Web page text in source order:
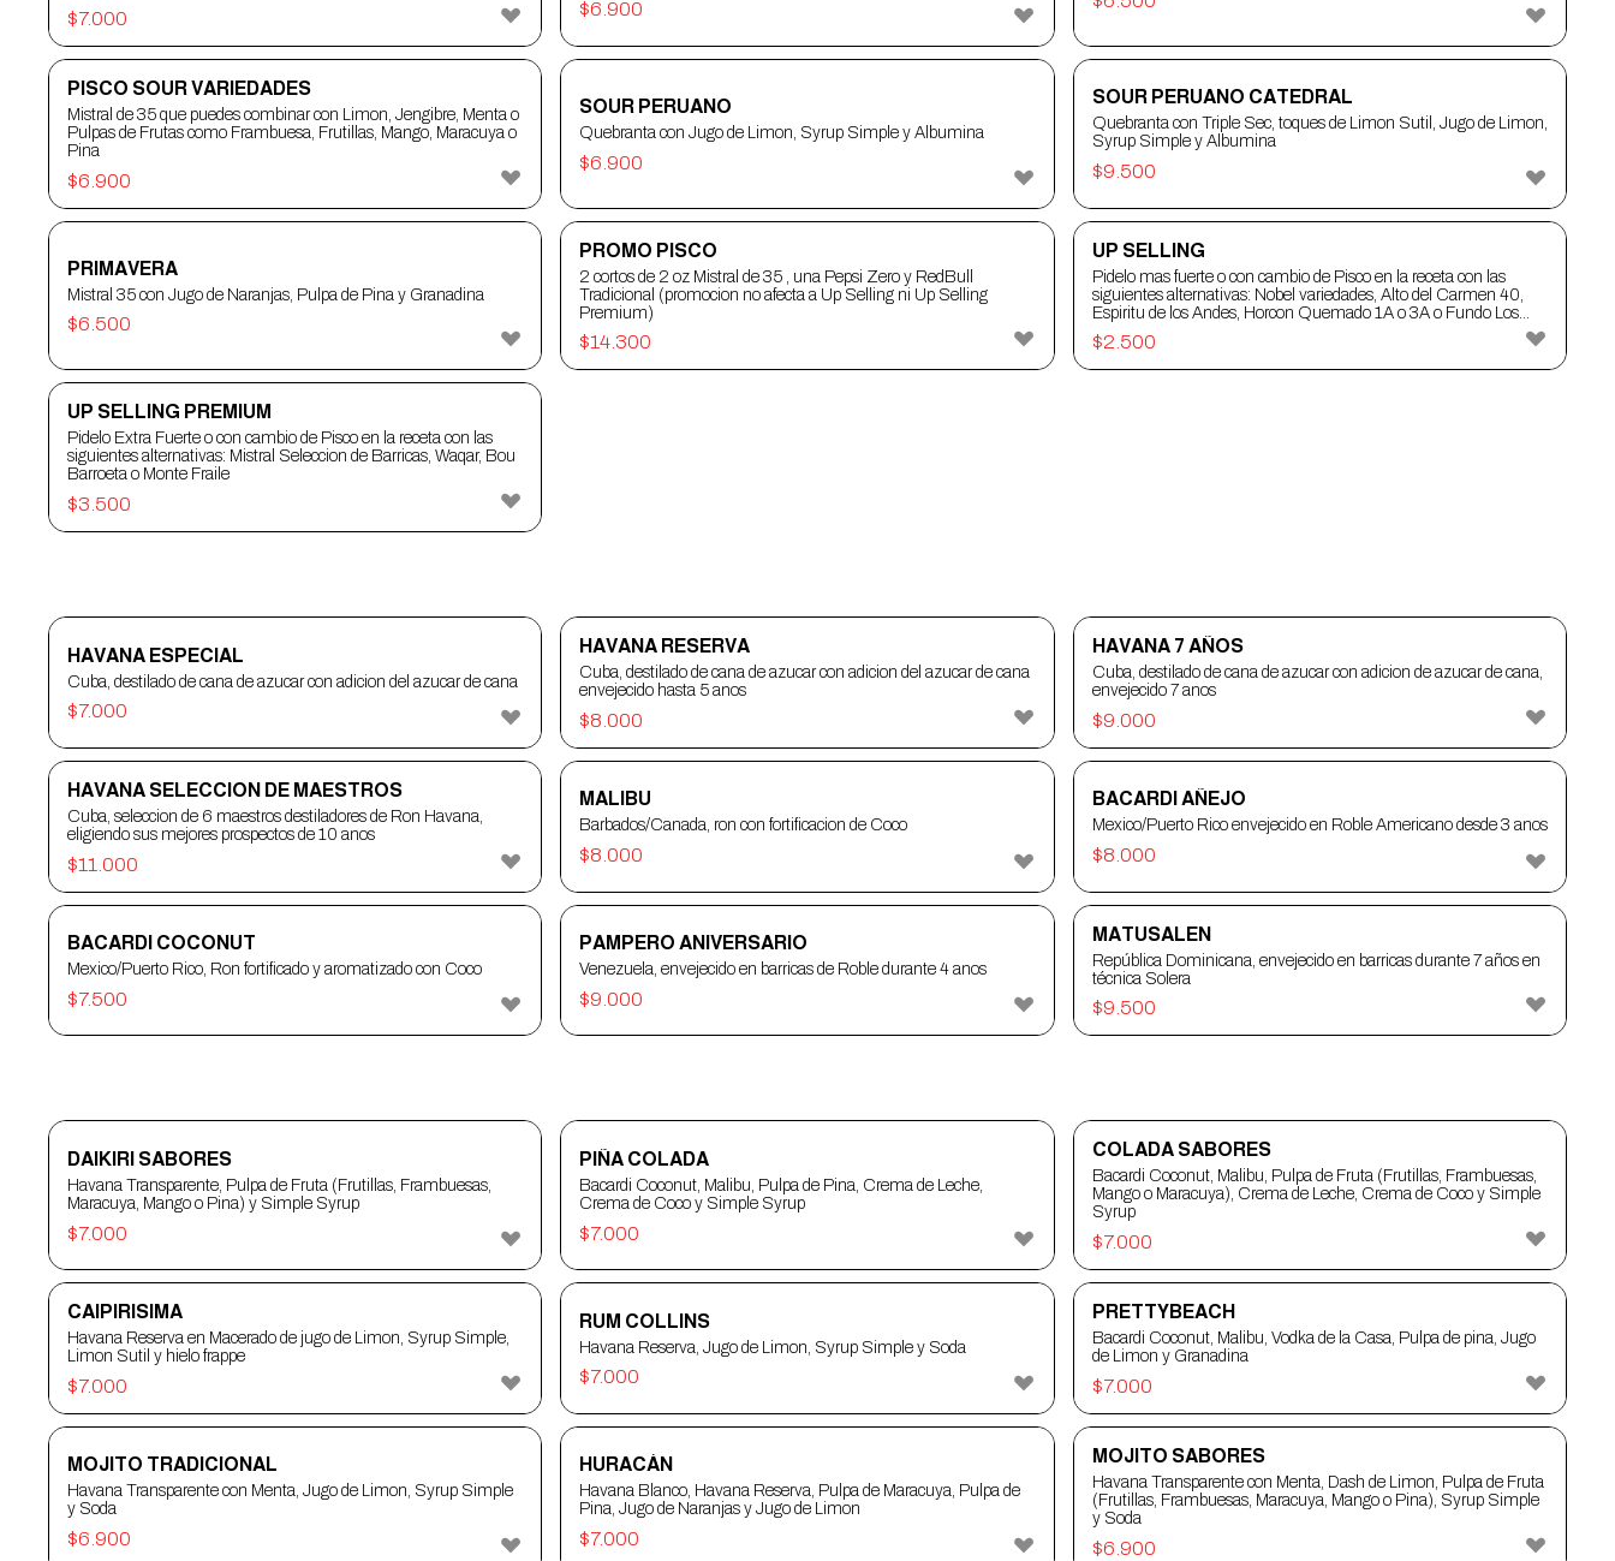
$7.000 $6.900
PISCO SOUR VARIEDADES
Mistral de 35 que puedes combinar con Limon, Jengibre, Menta o
Pulpas de Frutas como Frambuesa, Frutillas, Mango, Maracuya o
Pina
$6.900
SOUR PERUANO
Quebranta con Jugo de Limon, Syrup Simple y Albumina
$6.900
SOUR PERUANO CATEDRAL
Quebranta con Triple Sec, toques de Limon Sutil, Jugo de Limon,
Syrup Simple y Albumina
$9.500
PRIMAVERA
Mistral 35 con Jugo de Naranjas, Pulpa de Pina y Granadina
$6.500
PROMO PISCO
2 cortos de 2 oz Mistral de 35 , una Pepsi Zero y RedBull
Tradicional (promocion no afecta a Up Selling ni Up Selling
Premium)
$14.300
UP SELLING
Pidelo mas fuerte o con cambio de Pisco en la receta con las
siguientes alternativas: Nobel variedades, Alto del Carmen 40,
Espiritu de los Andes, Horcon Quemado 1A o 3A o Fundo Los
Nichos
$2.500
UP SELLING PREMIUM
Pidelo Extra Fuerte o con cambio de Pisco en la receta con las
siguientes alternativas: Mistral Seleccion de Barricas, Waqar, Bou
Barroeta o Monte Fraile
$3.500
HAVANA ESPECIAL
Cuba, destilado de cana de azucar con adicion del azucar de cana
$7.000
HAVANA RESERVA
Cuba, destilado de cana de azucar con adicion del azucar de cana
envejecido hasta 5 anos
$8.000
HAVANA 7 AÑOS
Cuba, destilado de cana de azucar con adicion de azucar de cana,
envejecido 7 anos
$9.000
HAVANA SELECCION DE MAESTROS
Cuba, seleccion de 6 maestros destiladores de Ron Havana,
eligiendo sus mejores prospectos de 10 anos
$11.000
MALIBU
Barbados/Canada, ron con fortificacion de Coco
$8.000
BACARDI AÑEJO
Mexico/Puerto Rico envejecido en Roble Americano desde 3 anos
$8.000
BACARDI COCONUT
Mexico/Puerto Rico, Ron fortificado y aromatizado con Coco
$7.500
PAMPERO ANIVERSARIO
Venezuela, envejecido en barricas de Roble durante 4 anos
$9.000
MATUSALEN
República Dominicana, envejecido en barricas durante 7 años en
técnica Solera
$9.500
DAIKIRI SABORES
Havana Transparente, Pulpa de Fruta (Frutillas, Frambuesas,
Maracuya, Mango o Pina) y Simple Syrup
$7.000
PIÑA COLADA
Bacardi Coconut, Malibu, Pulpa de Pina, Crema de Leche,
Crema de Coco y Simple Syrup
$7.000
COLADA SABORES
Bacardi Coconut, Malibu, Pulpa de Fruta (Frutillas, Frambuesas,
Mango o Maracuya), Crema de Leche, Crema de Coco y Simple
Syrup
$7.000
CAIPIRISIMA
Havana Reserva en Macerado de jugo de Limon, Syrup Simple,
Limon Sutil y hielo frappe
$7.000
RUM COLLINS
Havana Reserva, Jugo de Limon, Syrup Simple y Soda
$7.000
PRETTYBEACH
Bacardi Coconut, Malibu, Vodka de la Casa, Pulpa de pina, Jugo
de Limon y Granadina
$7.000
MOJITO TRADICIONAL
Havana Transparente con Menta, Jugo de Limon, Syrup Simple
y Soda
$6.900
HURACÁN
Havana Blanco, Havana Reserva, Pulpa de Maracuya, Pulpa de
Pina, Jugo de Naranjas y Jugo de Limon
$7.000
MOJITO SABORES
Havana Transparente con Menta, Dash de Limon, Pulpa de Fruta
(Frutillas, Frambuesas, Maracuya, Mango o Pina), Syrup Simple
y Soda
$6.900